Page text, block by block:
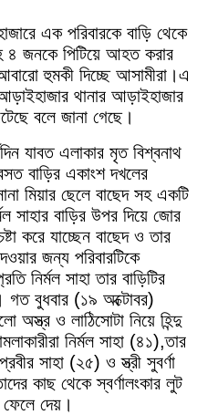
এক পরিবারকে বাড়ি থেকে
৪ জনকে পিটিয়ে আহত করার
হুমকী দিচ্ছে আসামীরা।এ
থানার আড়াইহাজার
বলে জানা গেছে।
যাবত এলাকার মৃত বিশ্বনাথ
বসত বাড়ির একাংশ দখলের
মিয়ার ছেলে বাছেদ সহ একটি
সাহার বাড়ির উপর দিয়ে জোর
করে যাচ্ছেন বাছেদ ও তার
জন্য পরিবারটিকে
নির্মল সাহা তার বাড়িটির
গত বুধবার (১৯ অক্টোবর)
অস্ত্র ও লাঠিসোটা নিয়ে হিন্দু
নির্মল সাহা (৪১),তার
সাহা (২৫) ও স্ত্রী সুবর্ণা
কাছ থেকে স্বর্ণালংকার লুট
ফেলে দেয়।